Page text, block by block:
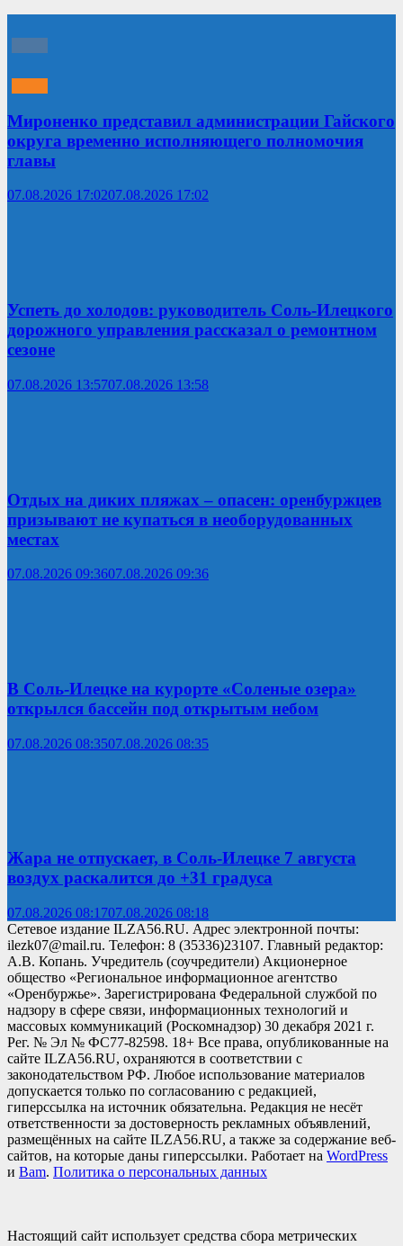
Мироненко представил администрации Гайского
округа временно исполняющего полномочия
главы
07.08.2026 17:0207.08.2026 17:02
Успеть до холодов: руководитель Соль-Илецкого
дорожного управления рассказал о ремонтном
сезоне
07.08.2026 13:5707.08.2026 13:58
Отдых на диких пляжах – опасен: оренбуржцев
призывают не купаться в необорудованных
местах
07.08.2026 09:3607.08.2026 09:36
В Соль-Илецке на курорте «Соленые озера»
открылся бассейн под открытым небом
07.08.2026 08:3507.08.2026 08:35
Жара не отпускает, в Соль-Илецке 7 августа
воздух раскалится до +31 градуса
07.08.2026 08:1707.08.2026 08:18
Сетевое издание ILZA56.RU. Адрес электронной почты:
ilezk07@mail.ru. Телефон: 8 (35336)23107. Главный редактор:
А.В. Копань. Учредитель (соучредители) Акционерное
общество «Региональное информационное агентство
«Оренбуржье». Зарегистрирована Федеральной службой по
надзору в сфере связи, информационных технологий и
массовых коммуникаций (Роскомнадзор) 30 декабря 2021 г.
Рег. № Эл № ФС77-82598. 18+ Все права, опубликованные на
сайте ILZA56.RU, охраняются в соответствии с
законодательством РФ. Любое использование материалов
допускается только по согласованию с редакцией,
гиперссылка на источник обязательна. Редакция не несёт
ответственности за достоверность рекламных объявлений,
размещённых на сайте ILZA56.RU, а также за содержание веб-
сайтов, на которые даны гиперссылки. Работает на WordPress
и Bam. Политика о персональных данных
Настоящий сайт использует средства сбора метрических